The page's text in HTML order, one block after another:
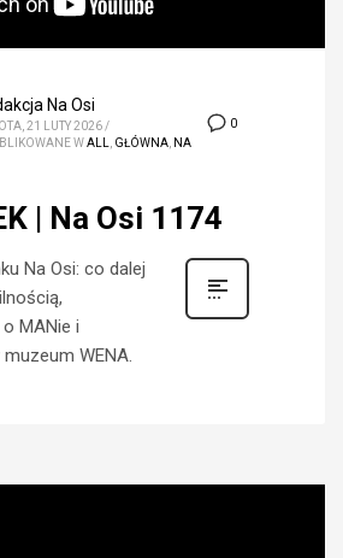
0
Na Osi
21 LUTY 2026 /
WALL GŁÓWNA NA
| Na Osi 1174
Na Osi: co dalej
MANie i
WENA.